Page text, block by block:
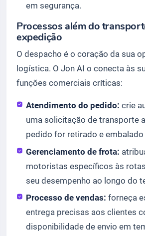
em segurança.
Processos além do
expedição
O despacho é o coração da sua
logística. O Jon AI o conecta às
funções comerciais críticas:
Atendimento do pedido: crie
uma solicitação de transporte
pedido for retirado e
Gerenciamento de frota:
motoristas específicos às
seu desempenho ao longo do
Processo de vendas: forneça
entrega precisas aos clientes
disponibilidade de envio em